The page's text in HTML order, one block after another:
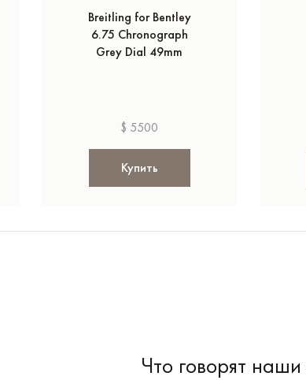
Breitling for Bentley
6.75 Chronograph
Grey Dial 49mm
$ 5500
Купить
Что говорят